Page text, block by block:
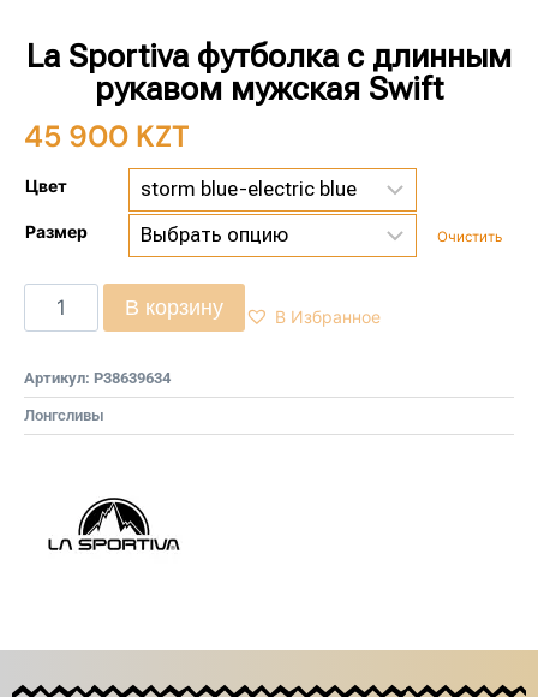
La Sportiva футболка с длинным
рукавом мужская Swift
45 900 KZT
Цвет
Размер Очистить
В корзину В Избранное
Артикул: P38639634
Лонгсливы